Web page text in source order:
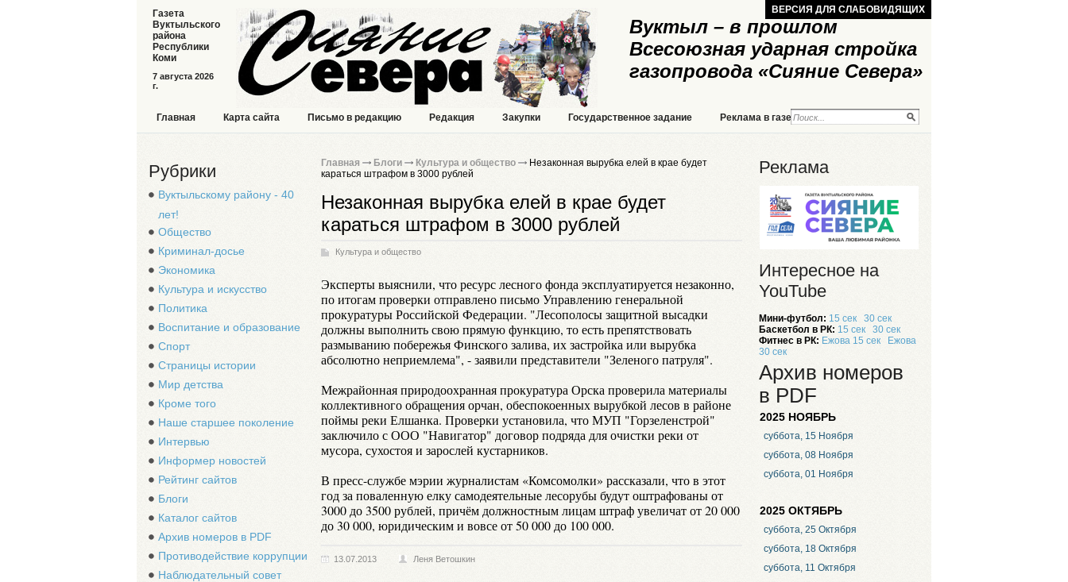
Вуктыл – в прошлом
Всесоюзная ударная стройка
газопровода «Сияние Севера»
7 августа 2026
г.
Газета
Вуктыльского
района
Республики
Коми
ВЕРСИЯ ДЛЯ СЛАБОВИДЯЩИХ
Главная Карта сайта Письмо в редакцию Редакция Закупки Государственное задание Реклама в газете Реклама на сайте
Рубрики
Вуктыльскому району - 40
лет!
Общество
Криминал-досье
Экономика
Культура и искусство
Политика
Воспитание и образование
Спорт
Страницы истории
Мир детства
Кроме того
Наше старшее поколение
Интервью
Информер новостей
Рейтинг сайтов
Блоги
Каталог сайтов
Архив номеров в PDF
Противодействие коррупции
Наблюдательный совет
Главная Блоги Культура и общество
Незаконная вырубка елей в крае будет
караться штрафом в 3000 рублей
Незаконная вырубка елей в крае будет
караться штрафом в 3000 рублей
Культура и общество
Эксперты выяснили, что ресурс лесного фонда эксплуатируется незаконно,
по итогам проверки отправлено письмо Управлению генеральной
прокуратуры Российской Федерации. "Лесополосы защитной высадки
должны выполнить свою прямую функцию, то есть препятствовать
размыванию побережья Финского залива, их застройка или вырубка
абсолютно неприемлема", - заявили представители "Зеленого патруля".
Межрайонная природоохранная прокуратура Орска проверила материалы
коллективного обращения орчан, обеспокоенных вырубкой лесов в районе
поймы реки Елшанка. Проверки установила, что МУП "Горзеленстрой"
заключило с ООО "Навигатор" договор подряда для очистки реки от
мусора, сухостоя и зарослей кустарников.
В пресс-службе мэрии журналистам «Комсомолки» рассказали, что в этот
год за поваленную елку самодеятельные лесорубы будут оштрафованы от
3000 до 3500 рублей, причём должностным лицам штраф увеличат от 20 000
до 30 000, юридическим и вовсе от 50 000 до 100 000.
13.07.2013 Леня Ветошкин
Реклама
Интересное на
YouTube
Мини-футбол: 15 сек
30 сек
Баскетбол в РК: 15 сек
30 сек
Фитнес в РК: Ежова 15 сек
Ежова
30 сек
Архив номеров
в PDF
2025 НОЯБРЬ
суббота, 15 Ноября
суббота, 08 Ноября
суббота, 01 Ноября
2025 ОКТЯБРЬ
суббота, 25 Октября
суббота, 18 Октября
суббота, 11 Октября